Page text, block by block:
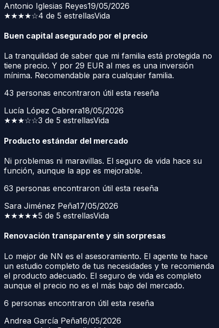
Antonio Iglesias Reyes19/05/2026
★★★★☆4 de 5 estrellasVida
Buen capital asegurado por el precio
La tranquilidad de saber que mi familia está protegida no
tiene precio. Y por 29 EUR al mes es una inversión
mínima. Recomendable para cualquier familia.
43 personas encontraron útil esta reseña
Lucía López Cabrera18/05/2026
★★★☆☆3 de 5 estrellasVida
Producto estándar del mercado
Ni problemas ni maravillas. El seguro de vida hace su
función, aunque la app es mejorable.
63 personas encontraron útil esta reseña
Sara Jiménez Peña17/05/2026
★★★★★5 de 5 estrellasVida
Renovación transparente y sin sorpresas
Lo mejor de NN es el asesoramiento. El agente te hace
un estudio completo de tus necesidades y te recomienda
el producto adecuado. El seguro de vida es completo
aunque el precio no es el más bajo del mercado.
6 personas encontraron útil esta reseña
Andrea García Peña16/05/2026